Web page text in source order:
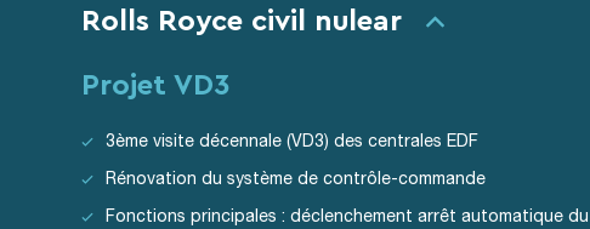
Rolls Royce civil nulear
Projet VD3
3ème visite décennale (VD3) des centrales EDF
Rénovation du système de contrôle-commande
Fonctions principales : déclenchement arrêt automatique